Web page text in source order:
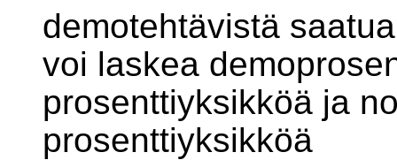
demotehtävistä
voi laskea
prosenttiyksikköä ja
prosenttiyksikköä